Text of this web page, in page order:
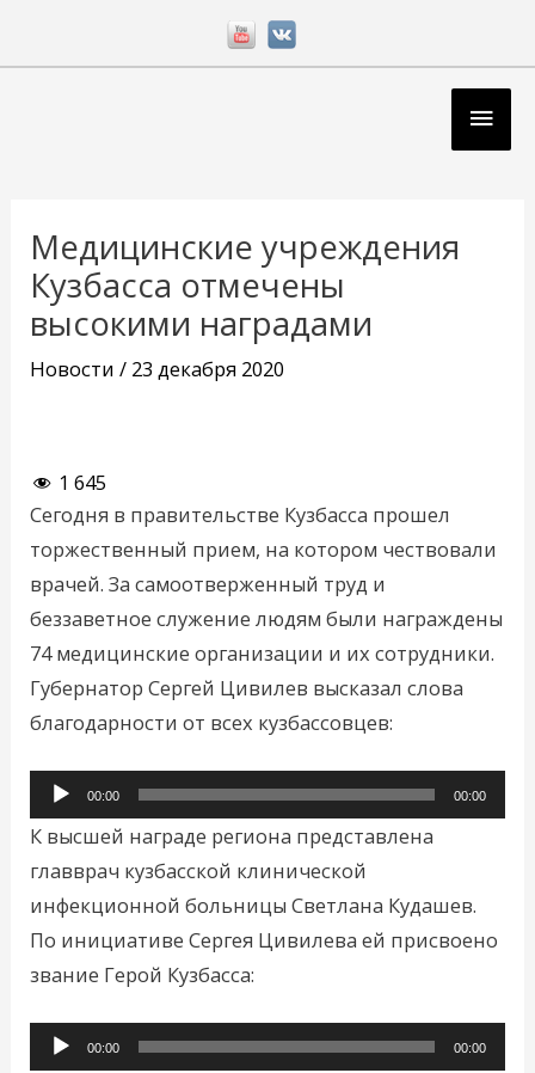
Медицинские учреждения
Кузбасса отмечены
высокими наградами
Новости / 23 декабря 2020
1 645
Сегодня в правительстве Кузбасса прошел
торжественный прием, на котором чествовали
врачей. За самоотверженный труд и
беззаветное служение людям были награждены
74 медицинские организации и их сотрудники.
Губернатор Сергей Цивилев высказал слова
благодарности от всех кузбассовцев:
Аудиоплеер
00:00 00:00
К высшей награде региона представлена
главврач кузбасской клинической
инфекционной больницы Светлана Кудашев.
По инициативе Сергея Цивилева ей присвоено
звание Герой Кузбасса:
Аудиоплеер
00:00 00:00
записям